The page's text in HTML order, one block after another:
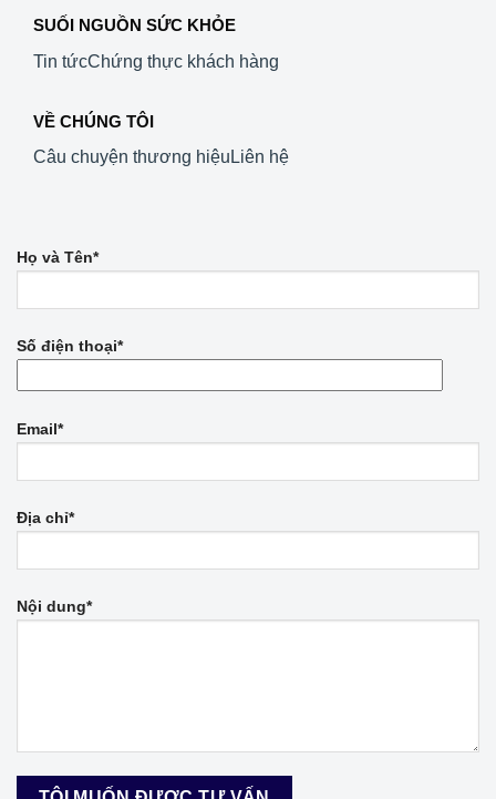
SUỐI NGUỒN SỨC KHỎE
Tin tứcChứng thực khách hàng
VỀ CHÚNG TÔI
Câu chuyện thương hiệuLiên hệ
Họ và Tên*
Số điện thoại*
Email*
Địa chỉ*
Nội dung*